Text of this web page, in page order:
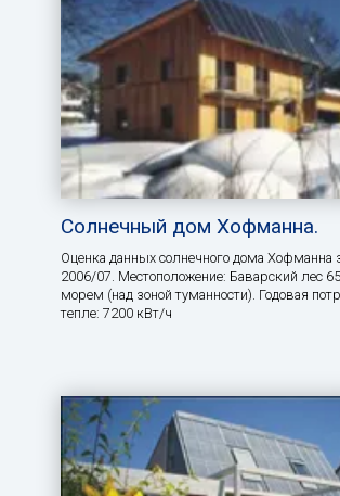
Солнечный дом Хофманна.
Оценка данных солнечного дома Хофманна
2006/07. Местоположение: Баварский лес
морем (над зоной туманности). Годовая
тепле: 7200 кВт/ч